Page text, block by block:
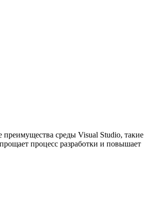
преимущества среды Visual Studio, такие
процесс разработки и повышает